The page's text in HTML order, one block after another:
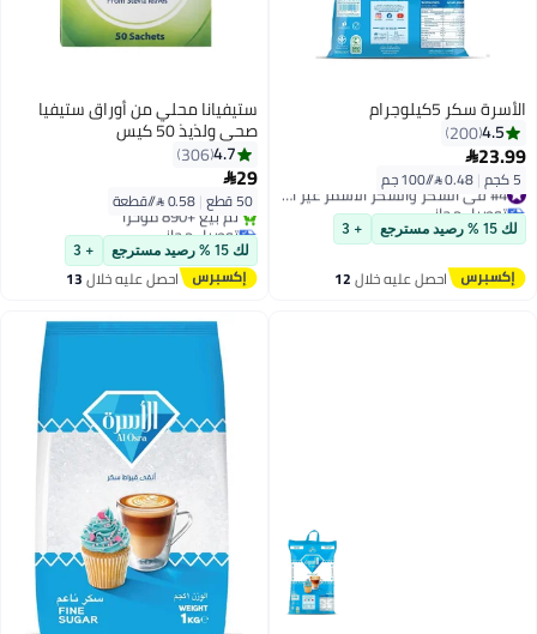
الأسرة سكر 5كيلوجرام
4.5
200
23.99
5 كجم |0.48 /⁨/100 جم⁩
توصيل مجاني
لك 15 % رصيد مسترجع + 3
احصل عليه خلال12
ستيفيانا محلي من أوراق ستيفيا
صحي ولذيذ 50 كيس
4.7
306
29
50 قطع |
توصيل مجاني
بتخلّص بسرعة
تم بيع +890 مؤخرًا
توصيل مجاني
لك 15 % رصيد مسترجع + 3
احصل عليه خلال13